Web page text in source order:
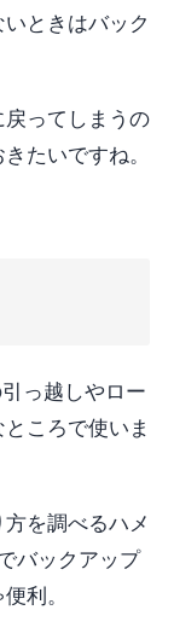
ときはバック
ってしまうの
たいですね。
っ越しやロー
ころで使いま
を調べるハメ
バックアップ
利。